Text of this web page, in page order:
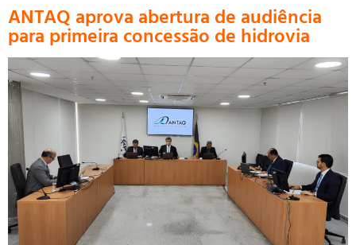
ANTAQ aprova abertura de audiência
para primeira concessão de hidrovia